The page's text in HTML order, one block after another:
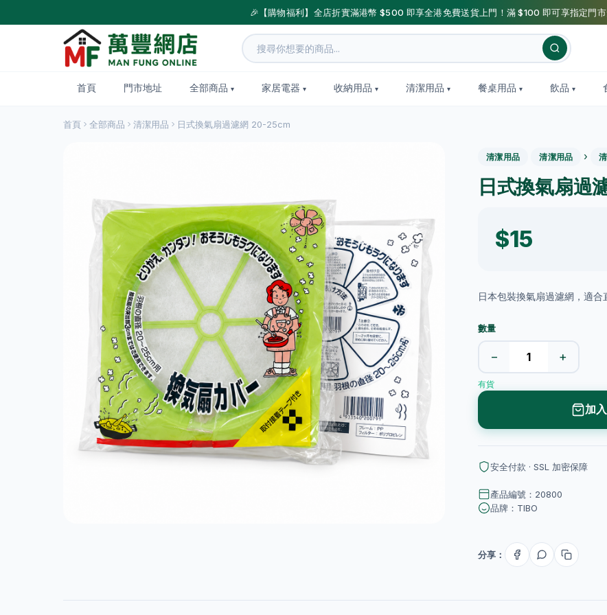
🎉【購物福利】全店折實滿港幣 $500 即享全港免費送貨上門！滿 $100 即可享指定門
首頁 門市地址 全部商品 家居電器 收納用品 清潔用品 餐桌用品 飲品
首頁 全部商品 清潔用品 日式換氣扇過濾網 20-25cm
清潔用品 清潔用品 ›
日式換氣扇過
$15
日本包裝換氣扇過濾網，適合
數量
− +
有貨
加
安全付款 · SSL 加密保障
產品編號：20800
品牌：TIBO
分享：